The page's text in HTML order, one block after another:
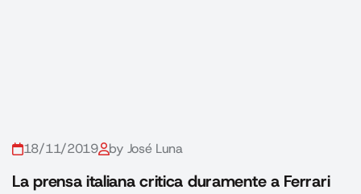
18/11/2019 by José Luna
La prensa italiana critica duramente a Ferrari